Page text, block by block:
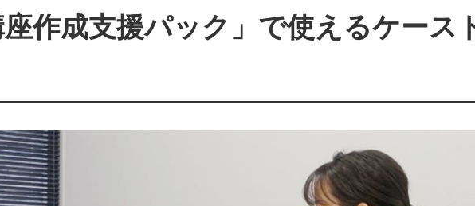
作成支援パック」で使えるケース